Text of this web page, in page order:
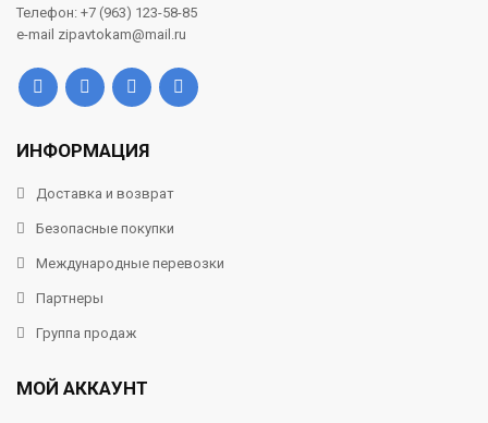
Телефон: +7 (963) 123-58-85
e-mail zipavtokam@mail.ru
ИНФОРМАЦИЯ
Доставка и возврат
Безопасные покупки
Международные перевозки
Партнеры
Группа продаж
МОЙ АККАУНТ